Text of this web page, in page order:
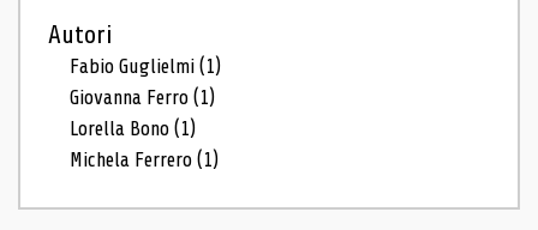
Autori
Fabio Guglielmi(1)
Giovanna Ferro(1)
Lorella Bono(1)
Michela Ferrero(1)